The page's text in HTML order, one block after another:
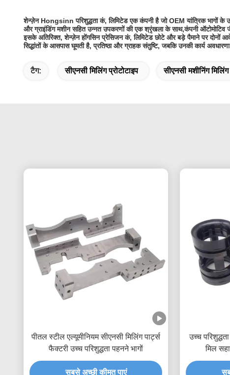
शेन्ज़ेन Hongsinn परिशुद्धता कं, लिमिटेड एक कंपनी है जो OEM यांत्रिक भागों के
और ग्राइंडिंग मशीन सहित उन्नत उपकरणों की एक श्रृंखला के साथ,कंपनी ऑटोमोटिव
इसके अतिरिक्त, शेन्ज़ेन होंगसिन प्रेसिजन कं, लिमिटेड छोटे और बड़े पैमाने पर दोनों
सिद्धांतों के आसपास घूमती है, प्रतिष्ठा और ग्राहक संतुष्टि, जबकि उनकी कार्य
टैग: सीएनसी मिलिंग प्रोटोटाइप सीएनसी मशीनिंग मिलिंग
पीतल स्टील एल्यूमीनियम सीएनसी मिलिंग पार्ट्स
फैक्टरी उच्च परिशुद्धता पहनने भागों
सबसे अच्छी कीमत पाएं
उच्च
मिल